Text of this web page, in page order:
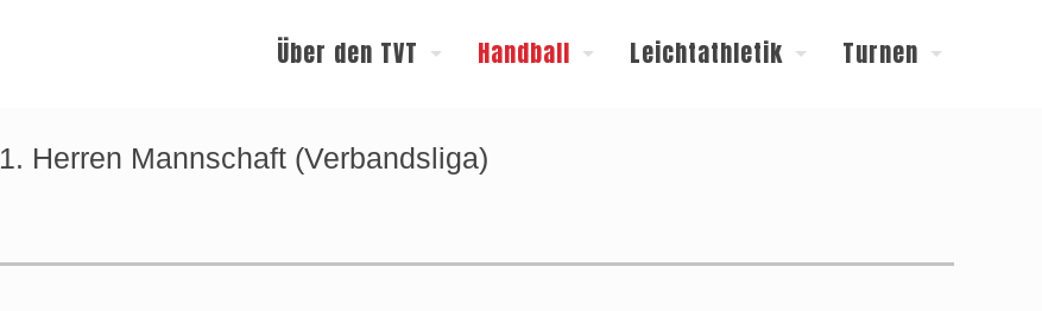
Über den TVT Handball Leichtathletik Turnen
1. Herren Mannschaft (Verbandsliga)